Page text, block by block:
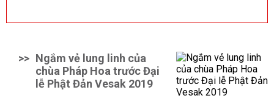
>> Ngắm vẻ lung linh của
chùa Pháp Hoa trước Đại
lễ Phật Đản Vesak 2019